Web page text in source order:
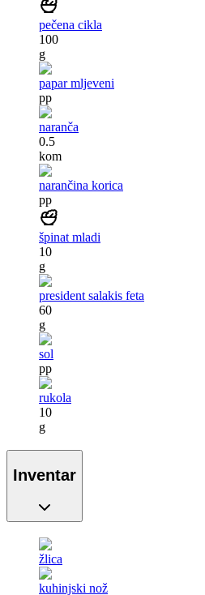
pečena cikla
100
g
papar mljeveni
pp
naranča
0.5
kom
narančina korica
pp
špinat mladi
10
g
president salakis feta
60
g
sol
pp
rukola
10
g
Inventar
žlica
kuhinjski nož